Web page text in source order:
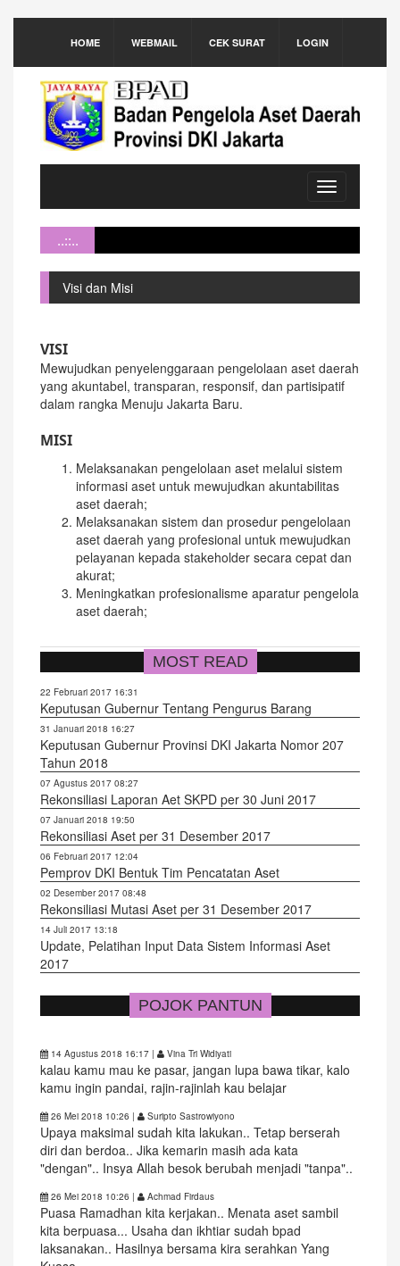
HOME WEBMAIL CEK SURAT LOGIN
Toggle
navigation
..::..
Visi dan Misi
VISI
Mewujudkan penyelenggaraan pengelolaan aset daerah
yang akuntabel, transparan, responsif, dan partisipatif
dalam rangka Menuju Jakarta Baru.
MISI
Melaksanakan pengelolaan aset melalui sistem
informasi aset untuk mewujudkan akuntabilitas
aset daerah;
Melaksanakan sistem dan prosedur pengelolaan
aset daerah yang profesional untuk mewujudkan
pelayanan kepada stakeholder secara cepat dan
akurat;
Meningkatkan profesionalisme aparatur pengelola
aset daerah;
MOST READ
22 Februari 2017 16:31
Keputusan Gubernur Tentang Pengurus Barang
31 Januari 2018 16:27
Keputusan Gubernur Provinsi DKI Jakarta Nomor 207
Tahun 2018
07 Agustus 2017 08:27
Rekonsiliasi Laporan Aet SKPD per 30 Juni 2017
07 Januari 2018 19:50
Rekonsiliasi Aset per 31 Desember 2017
06 Februari 2017 12:04
Pemprov DKI Bentuk Tim Pencatatan Aset
02 Desember 2017 08:48
Rekonsiliasi Mutasi Aset per 31 Desember 2017
14 Juli 2017 13:18
Update, Pelatihan Input Data Sistem Informasi Aset
2017
POJOK PANTUN
14 Agustus 2018 16:17 | Vina Tri Widiyati
kalau kamu mau ke pasar, jangan lupa bawa tikar, kalo
kamu ingin pandai, rajin-rajinlah kau belajar
26 Mei 2018 10:26 | Suripto Sastrowiyono
Upaya maksimal sudah kita lakukan.. Tetap berserah
diri dan berdoa.. Jika kemarin masih ada kata
"dengan".. Insya Allah besok berubah menjadi "tanpa"..
26 Mei 2018 10:26 | Achmad Firdaus
Puasa Ramadhan kita kerjakan.. Menata aset sambil
kita berpuasa... Usaha dan ikhtiar sudah bpad
laksanakan.. Hasilnya bersama kira serahkan Yang